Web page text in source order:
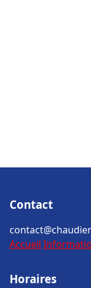
Contact
Accueil
Horaires